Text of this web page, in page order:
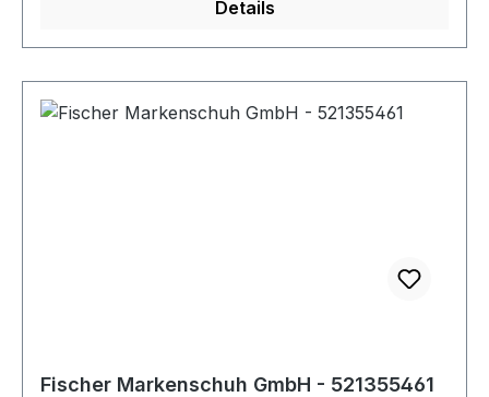
Details
Fischer Markenschuh GmbH - 521355461